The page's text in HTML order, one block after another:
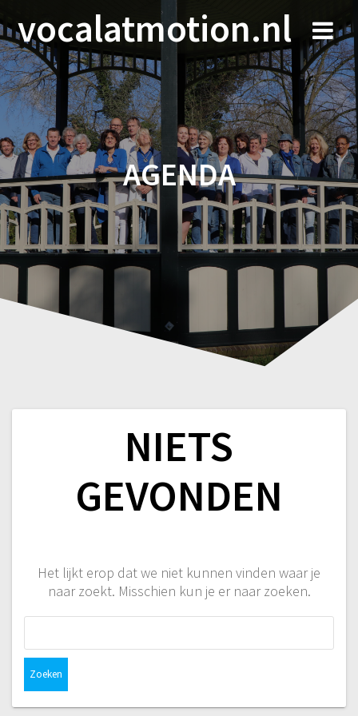
naar
inhoud
vocalatmotion.nl
AGENDA
NIETS
GEVONDEN
Het lijkt erop dat we niet kunnen vinden waar je
naar zoekt. Misschien kun je er naar zoeken.